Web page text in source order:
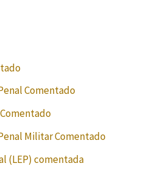
Comentado
Militar Comentado
(LEP) comentada